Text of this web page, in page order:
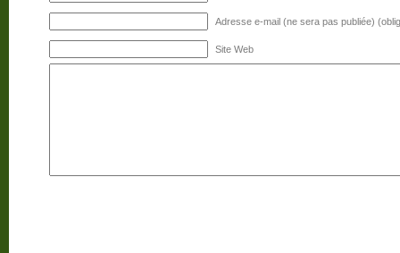
Adresse e-mail (ne sera pas publiée)
Site Web